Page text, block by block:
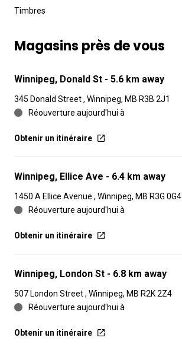
Timbres
Magasins près de vous
Winnipeg, Donald St - 5.6 km away
345 Donald Street , Winnipeg, MB R3B 2J1
Réouverture aujourd'hui à
Obtenir un itinéraire
Winnipeg, Ellice Ave - 6.4 km away
1450 A Ellice Avenue , Winnipeg, MB R3G 0G4
Réouverture aujourd'hui à
Obtenir un itinéraire
Winnipeg, London St - 6.8 km away
507 London Street , Winnipeg, MB R2K 2Z4
Réouverture aujourd'hui à
Obtenir un itinéraire